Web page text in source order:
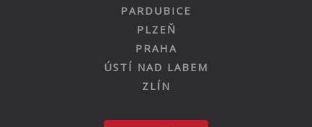
PARDUBICE
PLZEŇ
PRAHA
ÚSTÍ NAD LABEM
ZLÍN